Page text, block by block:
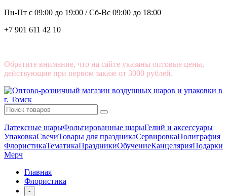
Пн-Пт с 09:00 до 19:00 /Сб-Вс 09:00 до 18:00
+7 901 611 42 10
Обратите внимание, что на сайте указаны оптовые цены,
действующие при первом заказе от 3000 рублей.
Латексные шарыФольгированные шарыГелий и аксессуары
УпаковкаСвечиТовары для праздникаСервировкаПолиграфия
ФлористикаТематикаПраздникиОбучениеКанцелярияПодарки
Мерч
Главная
Флористика
-